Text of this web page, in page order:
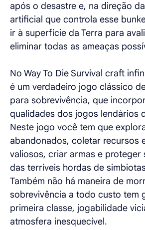
após o desastre e, na direção
artificial que controla esse
ir à superfície da Terra para
eliminar todas as ameaças
No Way To Die Survival craft
é um verdadeiro jogo clássico
para sobrevivência, que
qualidades dos jogos lendários
Neste jogo você tem que
abandonados, coletar recursos
valiosos, criar armas e proteger
das terríveis hordas de
Também não há maneira de
sobrevivência a todo custo tem
primeira classe, jogabilidade
atmosfera inesquecível.